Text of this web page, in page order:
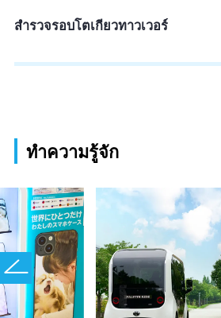
สำรวจรอบโตเกียวทาวเวอร์
ทำความรู้จัก